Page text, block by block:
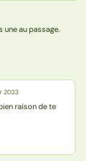
une au passage.
2023
raison de te